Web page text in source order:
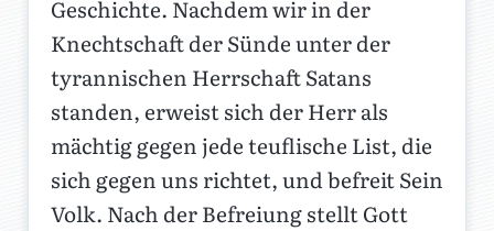
Geschichte. Nachdem wir in der
Knechtschaft der Sünde unter der
tyrannischen Herrschaft Satans
standen, erweist sich der Herr als
mächtig gegen jede teuflische List, die
sich gegen uns richtet, und befreit Sein
Volk. Nach der Befreiung stellt Gott